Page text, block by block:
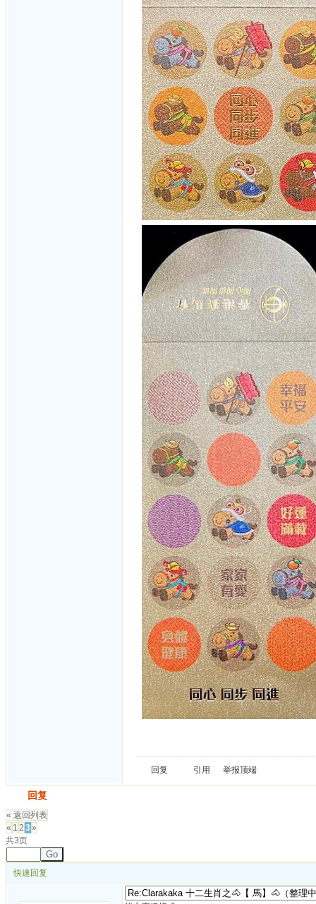
回复 引用 举报顶端
回复
« 返回列表
« 1 2 3»
共3页
Go
快速回复